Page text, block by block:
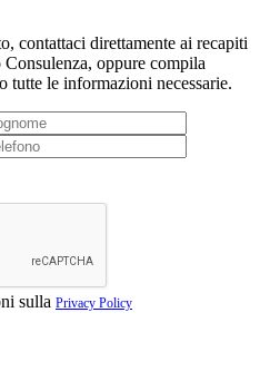
contattaci direttamente ai recapiti
oppure compila
tutte le informazioni necessarie.
sulla Privacy Policy